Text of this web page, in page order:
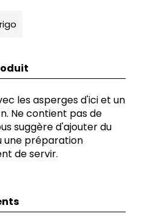
les asperges d'ici et un
Ne contient pas de
suggère d'ajouter du
une préparation
de servir.